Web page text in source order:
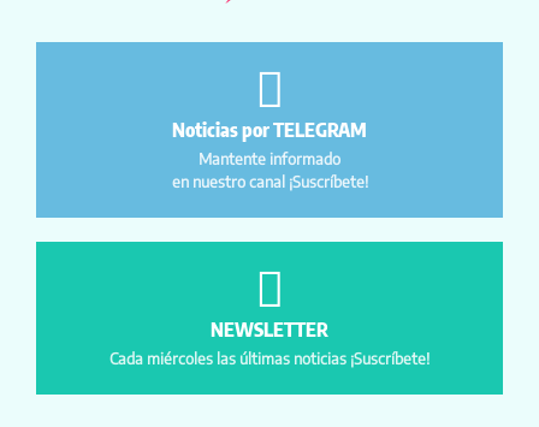
Noticias por TELEGRAM
Mantente informado
en nuestro canal ¡Suscríbete!
NEWSLETTER
Cada miércoles las últimas noticias ¡Suscríbete!